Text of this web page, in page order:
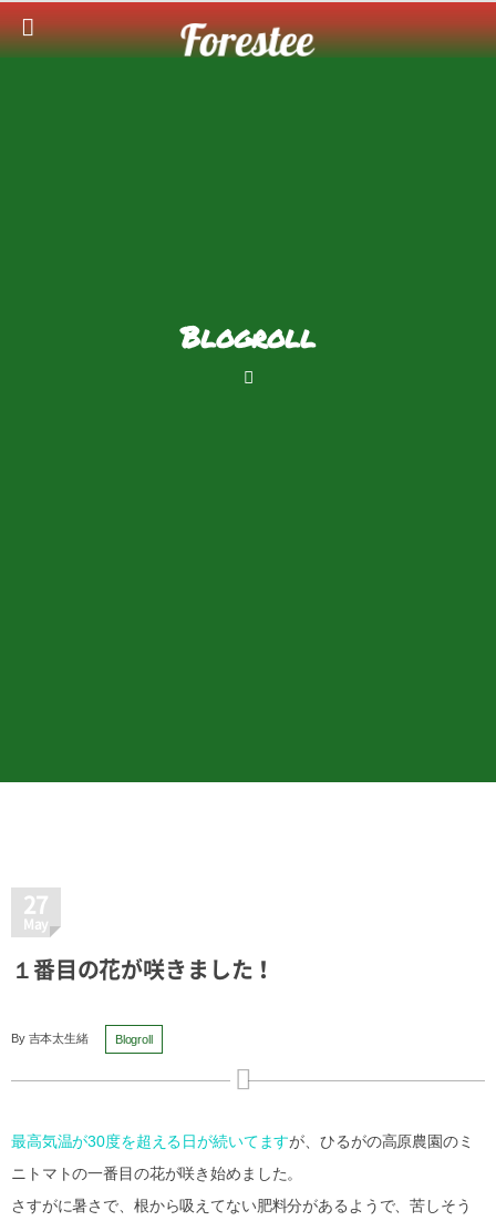
Blogroll
27
May
１番目の花が咲きました！
By 吉本太生緒 Blogroll
最高気温が30度を超える日が続いてますが、ひるがの高原農園のミ
ニトマトの一番目の花が咲き始めました 。
さすがに暑さで、根から吸えてない肥料分があるようで、苦しそう